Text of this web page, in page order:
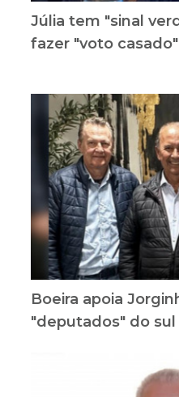
Júlia tem "sinal
fazer "voto
Boeira apoia
"deputados" do sul